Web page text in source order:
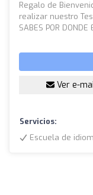
Regalo de
realizar nuestro
SABES POR DONDE
Ver e-
Servicios:
Escuela de